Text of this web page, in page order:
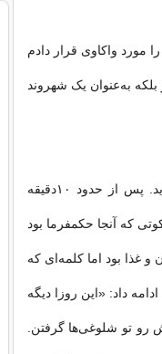
مورد واکاوی قرار دادم
بلکه به‌عنوان یک شهروند
در تاکسی‌های ونک به سمت صادقیه نشسته بودم تا مسافر بیاید. پس از حدود ۱۰دقیقه
که آنجا حکمفرما بود
غذا بود اما کلمه‌ای که
داد: «این روزا دیگه
رو تو شلوغی‌ها گرفتن.